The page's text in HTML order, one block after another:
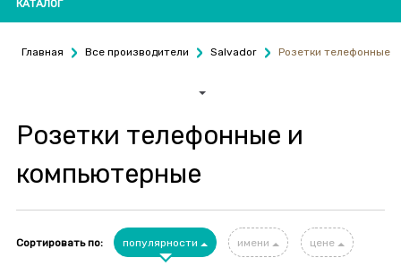
КАТАЛОГ
Главная Все производители Salvador Розетки телефонные
Розетки телефонные и
компьютерные
Сортировать по: популярности имени цене